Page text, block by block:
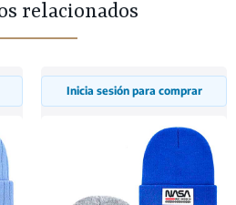
relacionados
Inicia sesión para comprar